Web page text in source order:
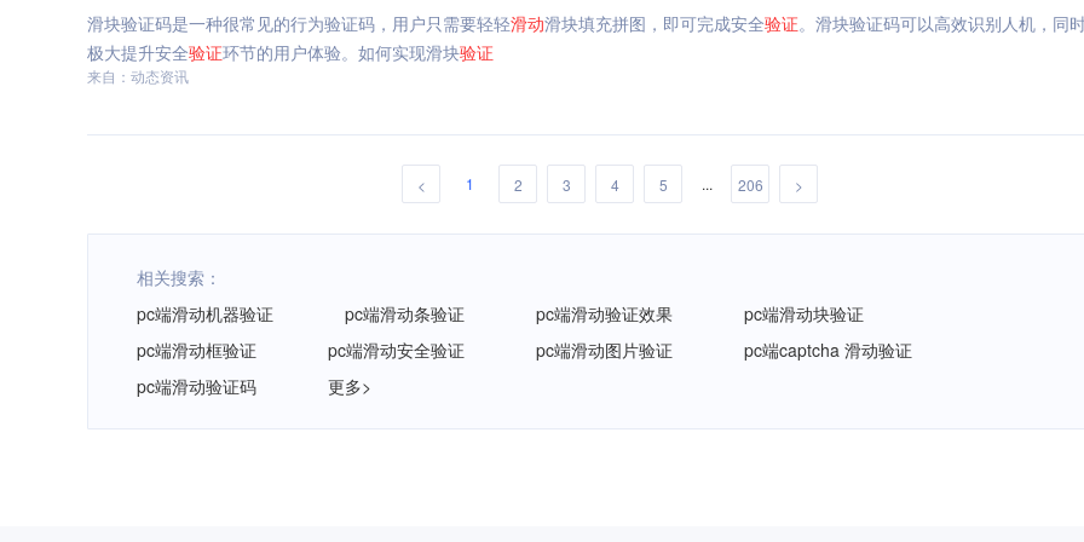
滑块验证码是一种很常见的行为验证码，用户只需要轻轻滑动滑块填充拼图，即可完成安全验证。滑块验证码可以高效识别人机，同
极大提升安全验证环节的用户体验。如何实现滑块验证
来自：动态资讯
< 1 2 3 4 5 ... 206 >
相关搜索：
pc端滑动机器验证
pc端滑动条验证 pc端滑动验证效果
pc端滑动块验证
pc端滑动框验证
pc端滑动安全验证 pc端滑动图片验证
pc端captcha 滑动验证
pc端滑动验证码
更多>